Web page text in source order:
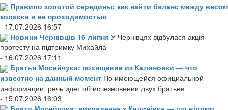
Правило золотой середины: как найти баланс между весом
коляски и ее проходимостью
- 17.07.2026 16:57
Новини Чернівців 16 липня У Чернівцях відбулася акція
протесту на підтримку Михайла
- 16.07.2026 17:11
Братья Мосейчуки: похищение из Калиновки — что
известно на данный момент По имеющейся официальной
информации, речь идет об исчезновении двух братьев
- 15.07.2026 16:03